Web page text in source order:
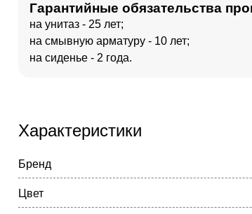
Гарантийные обязательства
на унитаз - 25 лет;
на смывную арматуру - 10 лет;
на сиденье - 2 года.
Характеристики
Бренд
Цвет